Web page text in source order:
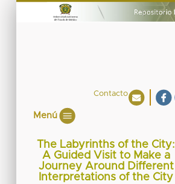
Contacto
Menú
The Labyrinths of the City:
A Guided Visit to Make a
Journey Around Different
Interpretations of the City